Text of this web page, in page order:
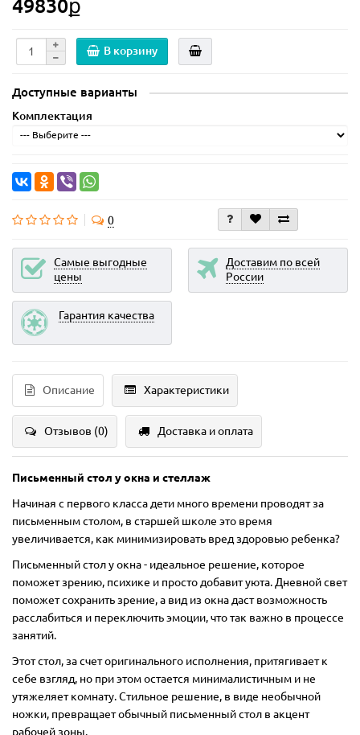
49830ք
В корзину
Доступные варианты
Комплектация
0
Самые выгодные
цены
Доставим по всей
России
Гарантия качества
Описание Характеристики
Отзывов (0) Доставка и оплата
Письменный стол у окна и стеллаж
Начиная с первого класса дети много времени проводят за
письменным столом, в старшей школе это время
увеличивается, как минимизировать вред здоровью ребенка?
Письменный стол у окна - идеальное решение, которое
поможет зрению, психике и просто добавит уюта. Дневной свет
поможет сохранить зрение, а вид из окна даст возможность
расслабиться и переключить эмоции, что так важно в процессе
занятий.
Этот стол, за счет оригинального исполнения, притягивает к
себе взгляд, но при этом остается минималистичным и не
утяжеляет комнату. Стильное решение, в виде необычной
ножки, превращает обычный письменный стол в акцент
рабочей зоны.